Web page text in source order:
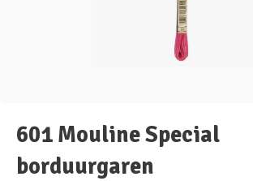
601 Mouline Special
borduurgaren